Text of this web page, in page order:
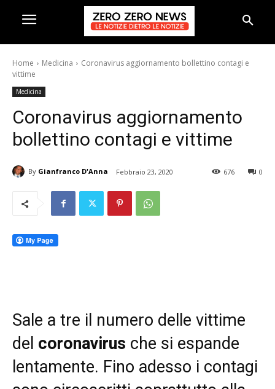
Home Medicina
Coronavirus aggiornamento bollettino contagi e
vittime
Medicina
Coronavirus aggiornamento
bollettino contagi e vittime
By Gianfranco D'Anna Febbraio 23, 2020 0
676
Sale a tre il numero delle vittime
del coronavirus che si espande
lentamente. Fino adesso i contagi